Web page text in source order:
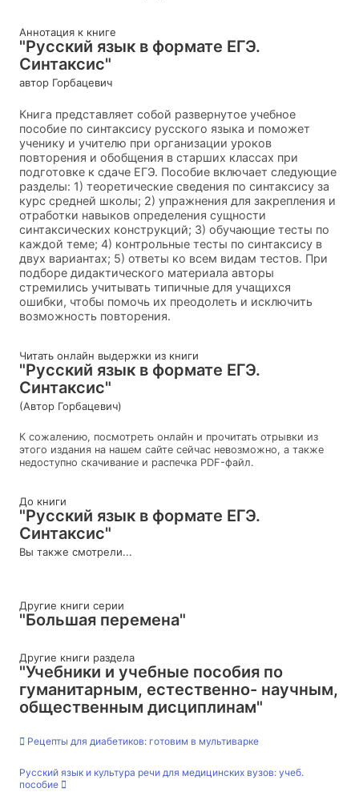
Аннотация к книге
"Русский язык в формате ЕГЭ.
Синтаксис"
автор Горбацевич
Книга представляет собой развернутое учебное
пособие по синтаксису русского языка и поможет
ученику и учителю при организации уроков
повторения и обобщения в старших классах при
подготовке к сдаче ЕГЭ. Пособие включает следующие
разделы: 1) теоретические сведения по синтаксису за
курс средней школы; 2) упражнения для закрепления и
отработки навыков определения сущности
синтаксических конструкций; 3) обучающие тесты по
каждой теме; 4) контрольные тесты по синтаксису в
двух вариантах; 5) ответы ко всем видам тестов. При
подборе дидактического материала авторы
стремились учитывать типичные для учащихся
ошибки, чтобы помочь их преодолеть и исключить
возможность повторения.
Читать онлайн выдержки из книги
"Русский язык в формате ЕГЭ.
Синтаксис"
(Автор Горбацевич)
К сожалению, посмотреть онлайн и прочитать отрывки из
этого издания на нашем сайте сейчас невозможно, а также
недоступно скачивание и распечка PDF-файл.
До книги
"Русский язык в формате ЕГЭ.
Синтаксис"
Вы также смотрели...
Другие книги серии
"Большая перемена"
Другие книги раздела
"Учебники и учебные пособия по
гуманитарным, естественно- научным,
общественным дисциплинам"
Рецепты для диабетиков: готовим в мультиварке
Русский язык и культура речи для медицинских вузов: учеб.
пособие